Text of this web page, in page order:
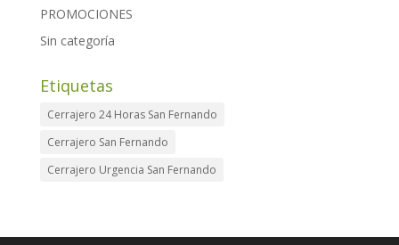
PROMOCIONES
Sin categoría
Etiquetas
Cerrajero 24 Horas San Fernando
Cerrajero San Fernando
Cerrajero Urgencia San Fernando